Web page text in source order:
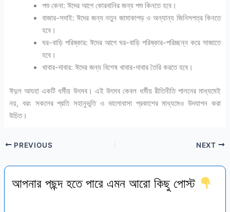
পশু কেনা: ঈদের আগে কোরবানির জন্য পশু কিনতে হবে।
বাজার-সদাই: ঈদের জন্য নতুন জামাকাপড় ও অন্যান্য জিনিসপত্র কিনতে
হবে।
ঘর-বাড়ি পরিষ্কার: ঈদের আগে ঘর-বাড়ি পরিষ্কার-পরিচ্ছন্ন করে সাজাতে
হবে।
খাবার-দাবার: ঈদের জন্য বিশেষ খাবার-দাবার তৈরি করতে হবে।
ঈদুল আযহা একটি ধর্মীয় উৎসব। এই উৎসব কেবল ধর্মীয় রীতিনীতি পালনের মাধ্যমেই
নয়, বরং সকলের প্রতি সহানুভূতি ও ভালোবাসা প্রকাশের মাধ্যমেও উদযাপন করা
উচিত।
PREVIOUS NEXT
আপনার পছন্দ হতে পারে এমন আরো কিছু পোস্ট